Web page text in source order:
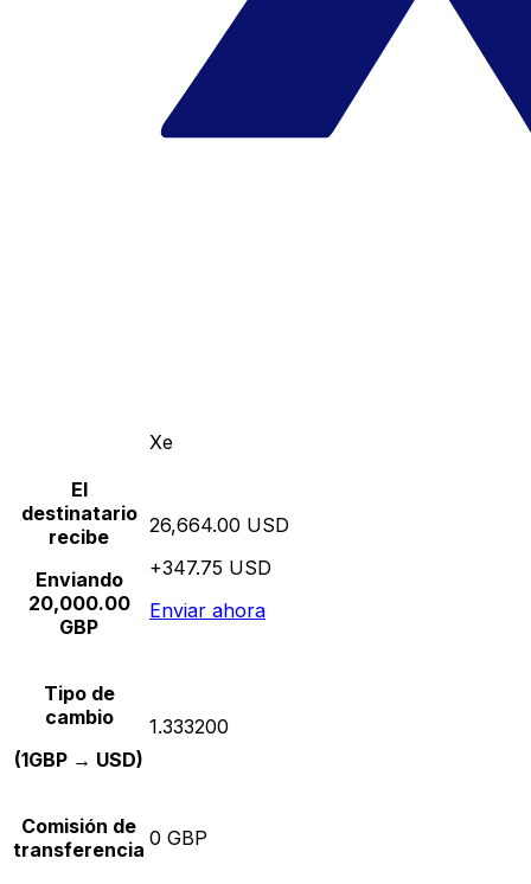
Xe
El
destinatario
recibe
Enviando
20,000.00
GBP
26,664.00 USD
+347.75 USD
Enviar ahora
Tipo de
cambio
(1GBP → USD)
1.333200
Comisión de
transferencia 0 GBP